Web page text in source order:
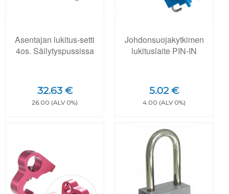
Asentajan lukitus-setti
4os. Säilytyspussissa
32.63 €
26.00 (ALV 0%)
Johdonsuojakytkimen
lukituslaite PIN-IN
5.02 €
4.00 (ALV 0%)